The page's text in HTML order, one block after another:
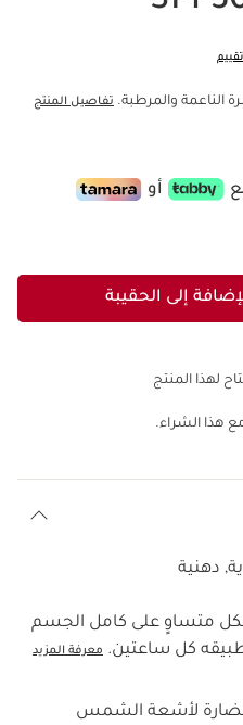
الناعمة والمرطبة. تفاصيل المنتج
أو
إلى الحقيبة
لهذا المنتج
هذا الشراء.
دهنية
متساوٍ على كامل الجسم
كل ساعتين. معرفة المزيد
الضارة لأشعة الشمس